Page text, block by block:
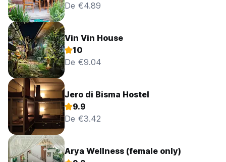
De €4.89
Vin Vin House
10
De €9.04
Jero di Bisma Hostel
9.9
De €3.42
Arya Wellness (female only)